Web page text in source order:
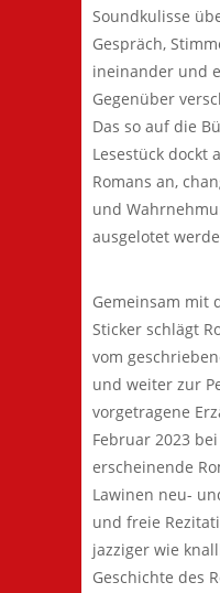
Soundkulisse
Gespräch,
ineinander und
Gegenüber
Das so auf die
Lesestück dockt
Romans an,
und
ausgelotet
Gemeinsam mit
Sticker schlägt
vom
und weiter zur
vorgetragene
Februar 2023
erscheinende
Lawinen neu-
und freie
jazziger wie
Geschichte des